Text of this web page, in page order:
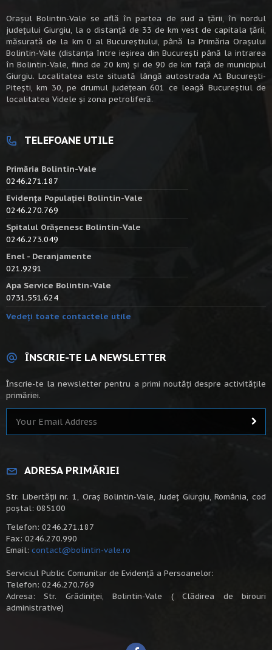
Oraşul Bolintin-Vale se află în partea de sud a ţării, în nordul
judeţului Giurgiu, la o distanţă de 33 de km vest de capitala țării,
măsurată de la km 0 al Bucureștiului, până la Primăria Orașului
Bolintin-Vale (distanța între ieșirea din București până la intrarea
în Bolintin-Vale, fiind de 20 km) şi de 90 de km faţă de municipiul
Giurgiu. Localitatea este situată lângă autostrada A1 Bucureşti-
Piteşti, km 30, pe drumul judeţean 601 ce leagă Bucureştiul de
localitatea Videle şi zona petroliferă.
TELEFOANE UTILE
Primăria Bolintin-Vale
0246.271.187
Evidența Populației Bolintin-Vale
0246.270.769
Spitalul Orășenesc Bolintin-Vale
0246.273.049
Enel - Deranjamente
021.9291
Apa Service Bolintin-Vale
0731.551.624
Vedeți toate contactele utile
ÎNSCRIE-TE LA NEWSLETTER
Înscrie-te la newsletter pentru a primi noutăți despre activitățile
primăriei.
ADRESA PRIMĂRIEI
Str. Libertății nr. 1, Oraș Bolintin-Vale, Județ Giurgiu, România, cod
poștal: 085100
Telefon: 0246.271.187
Fax: 0246.270.990
Email: contact@bolintin-vale.ro
Serviciul Public Comunitar de Evidență a Persoanelor:
Telefon: 0246.270.769
Adresa: Str. Grădiniței, Bolintin-Vale ( Clădirea de birouri
administrative)